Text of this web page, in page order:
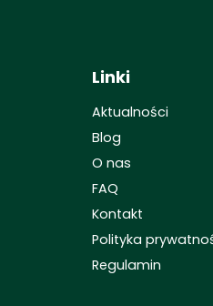
Linki
Aktualności
Blog
O nas
FAQ
Kontakt
Polityka
Regulamin